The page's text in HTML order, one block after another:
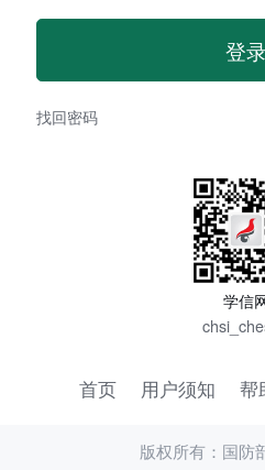
找回密码
学信
首页 用户须知 帮
版权所有：国防